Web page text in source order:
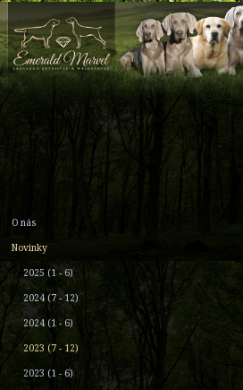
O nás
Novinky
2025 (1 - 6)
2024 (7 - 12)
2024 (1 - 6)
2023 (7 - 12)
2023 (1 - 6)